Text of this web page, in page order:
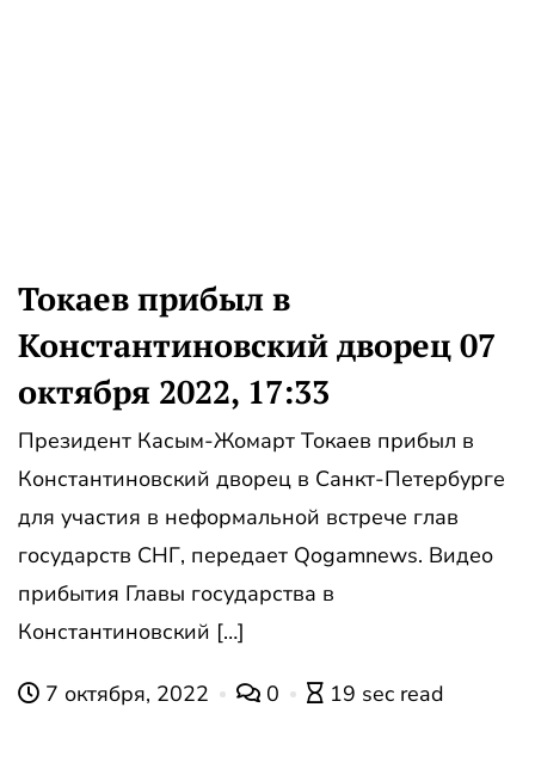
Токаев прибыл в
Константиновский дворец 07
октября 2022, 17:33
Президент Касым-Жомарт Токаев прибыл в
Константиновский дворец в Санкт-Петербурге
для участия в неформальной встрече глав
государств СНГ, передает Qogamnews. Видео
прибытия Главы государства в
Константиновский […]
7 октября, 2022 0 19 sec read